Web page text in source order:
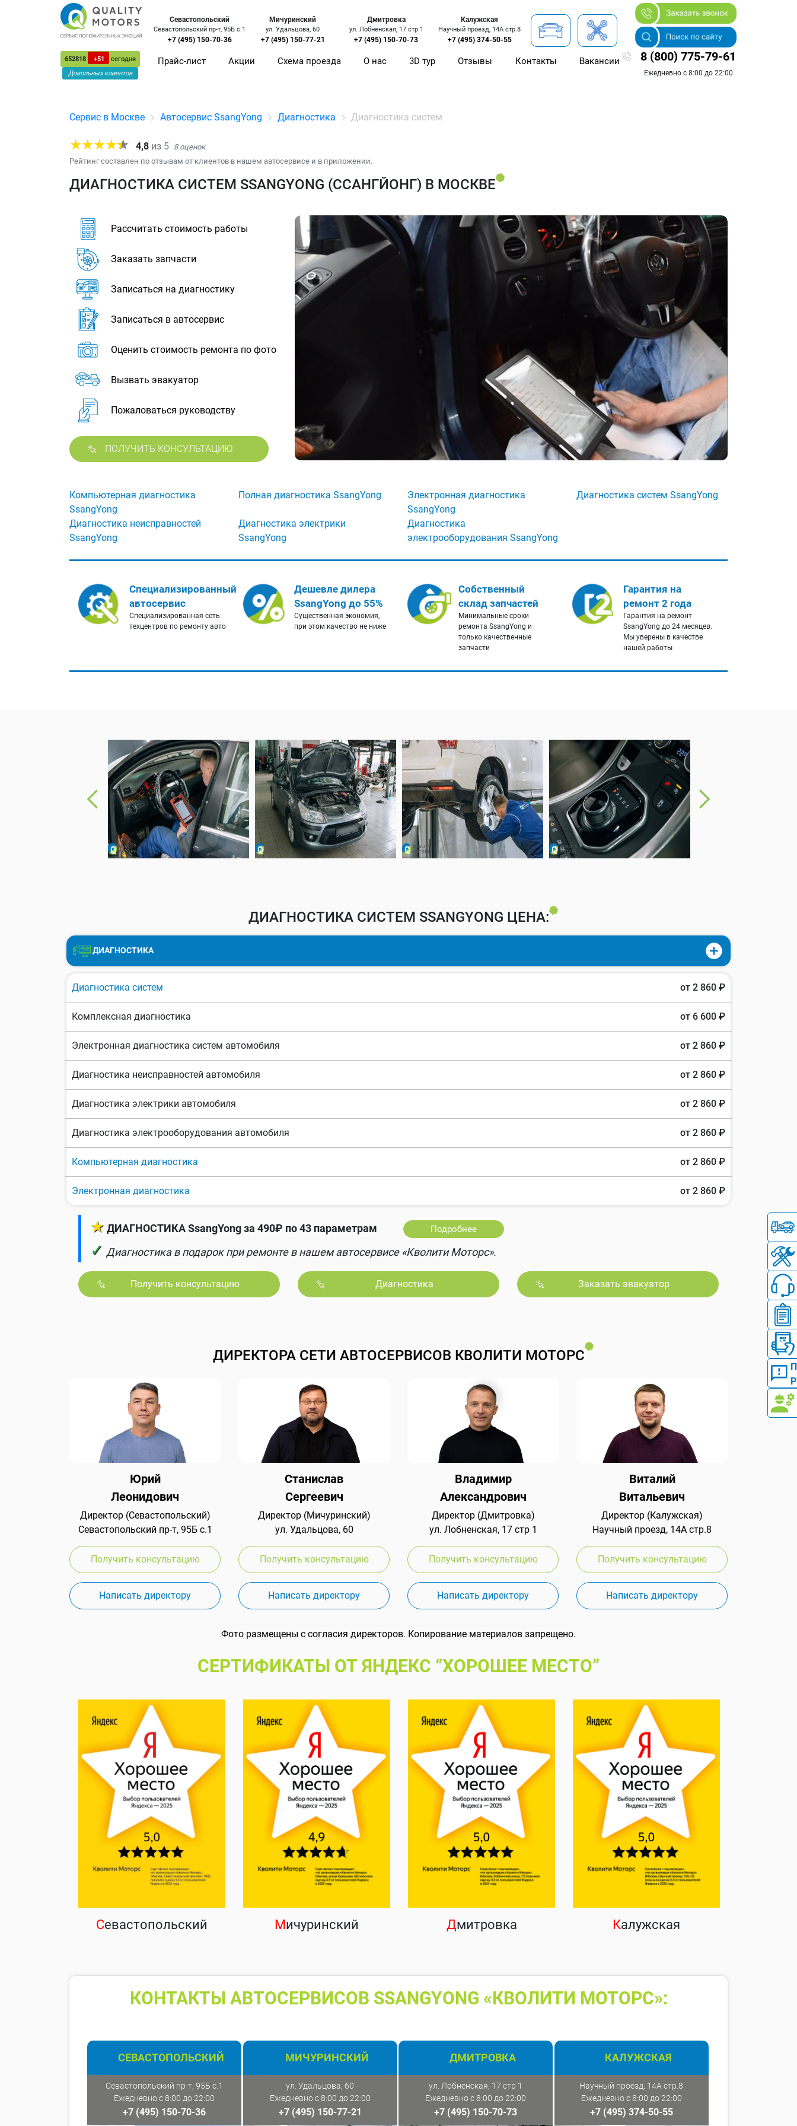
652818 +51
сегодня
Довольных клиентов
Севастопольский
Севастопольский пр-т, 95Б с.1
+7 (495) 150-70-36
Мичуринский
ул. Удальцова, 60
+7 (495) 150-77-21
Дмитровка
ул. Лобненская, 17 стр 1
+7 (495) 150-70-73
Калужская
Научный проезд, 14А стр.8
+7 (495) 374-50-55
Прайс-лист Акции Схема проезда О нас 3D тур Отзывы Контакты Вакансии 8 (800) 775-79-61
Ежедневно с 8:00 до 22:00
Сервис в Москве Автосервис SsangYong Диагностика Диагностика систем
4,8 из 5 8оценок
Рейтинг составлен по отзывам от клиентов в нашем автосервисе и в приложении.
ДИАГНОСТИКА СИСТЕМ SSANGYONG (ССАНГЙОНГ) В МОСКВЕ
Рассчитать стоимость работы
Заказать запчасти
Записаться на диагностику
Записаться в автосервис
Оценить стоимость ремонта по фото
Вызвать эвакуатор
Пожаловаться руководству
ПОЛУЧИТЬ КОНСУЛЬТАЦИЮ
Компьютерная диагностика
SsangYong
Полная диагностика SsangYong
Электронная диагностика
SsangYong
Диагностика систем SsangYong
Диагностика неисправностей
SsangYong
Диагностика электрики
SsangYong
Диагностика
электрооборудования SsangYong
Специализированный
автосервис
Специализированная сеть
техцентров по ремонту авто
Дешевле дилера
SsangYong до 55%
Существенная экономия,
при этом качество не ниже
Собственный
склад запчастей
Минимальные сроки
ремонта SsangYong и
только качественные
запчасти
Гарантия на
ремонт 2 года
Гарантия на ремонт
SsangYong до 24 месяцев.
Мы уверены в качестве
нашей работы
ДИАГНОСТИКА СИСТЕМ SSANGYONG ЦЕНА:
ДИАГНОСТИКА
Диагностика систем от 2 860 ₽
Комплексная диагностика от 6 600 ₽
Электронная диагностика систем автомобиля от 2 860 ₽
Диагностика неисправностей автомобиля от 2 860 ₽
Диагностика электрики автомобиля от 2 860 ₽
Диагностика электрооборудования автомобиля от 2 860 ₽
Компьютерная диагностика от 2 860 ₽
Электронная диагностика от 2 860 ₽
★ ДИАГНОСТИКА SsangYong за 490₽ по 43 параметрам Подробнее
✓ Диагностика в подарок при ремонте в нашем автосервисе «Кволити Моторс».
Получить консультацию Диагностика Заказать эвакуатор
ДИРЕКТОРА СЕТИ АВТОСЕРВИСОВ КВОЛИТИ МОТОРС
Юрий
Леонидович
Директор (Севастопольский)
Севастопольский пр-т, 95Б с.1
Получить консультацию
Написать директору
Станислав
Сергеевич
Директор (Мичуринский)
ул. Удальцова, 60
Получить консультацию
Написать директору
Владимир
Александрович
Директор (Дмитровка)
ул. Лобненская, 17 стр 1
Получить консультацию
Написать директору
Виталий
Витальевич
Директор (Калужская)
Научный проезд, 14А стр.8
Получить консультацию
Написать директору
Фото размещены с согласия директоров. Копирование материалов запрещено.
СЕРТИФИКАТЫ ОТ ЯНДЕКС “ХОРОШЕЕ МЕСТО”
Севастопольский Мичуринский Дмитровка Калужская
КОНТАКТЫ АВТОСЕРВИСОВ SSANGYONG «КВОЛИТИ МОТОРС»:
СЕВАСТОПОЛЬСКИЙ
Севастопольский пр-т, 95Б с.1
Ежедневно с 8:00 до 22:00
+7 (495) 150-70-36
МИЧУРИНСКИЙ
ул. Удальцова, 60
Ежедневно с 8:00 до 22:00
+7 (495) 150-77-21
ДМИТРОВКА
ул. Лобненская, 17 стр 1
Ежедневно с 8:00 до 22:00
+7 (495) 150-70-73
КАЛУЖСКАЯ
Научный проезд, 14А стр.8
Ежедневно с 8:00 до 22:00
+7 (495) 374-50-55